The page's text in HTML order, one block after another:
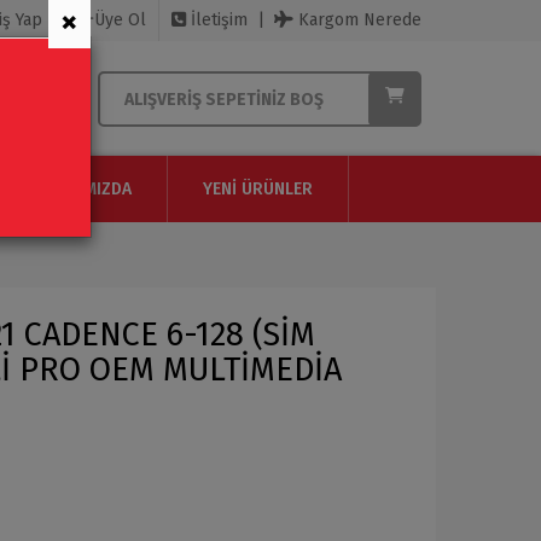
Yap Üye Ol İletişim Kargom Nerede
ALIŞVERIŞ SEPETINIZ BOŞ
HAKKIMIZDA YENI ÜRÜNLER
CADENCE 6-128 (SİM
PRO OEM MULTİMEDİA
×